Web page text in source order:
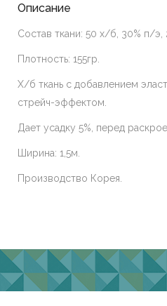
Описание
Состав ткани: 50 х/б, 30% п/э,
Плотность: 155гр.
Х/б ткань с добавлением
стрейч-эффектом.
Дает усадку 5%, перед
Ширина: 1,5м.
Производство Корея.